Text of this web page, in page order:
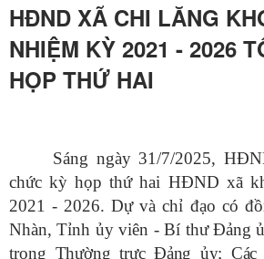
HĐND XÃ CHI LĂNG
NHIỆM KỲ 2021 - 2026
HỌP THỨ HAI
Sáng ngày 31/7/2025,
chức kỳ họp thứ hai HĐND xã
2021 - 2026. Dự và chỉ đạo có
Nhàn, Tỉnh ủy viên - Bí thư Đảng
trong Thường trực Đảng ủy;